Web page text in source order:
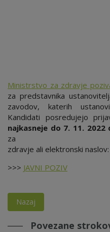
Ministrstvo za zdravje
za predstavnika
zavodov, katerih
Kandidati posredujejo
najkasneje do 7. 11. 2022
za
zdravje ali elektronski naslov:
>>> JAVNI POZIV
Nazaj
Povezane